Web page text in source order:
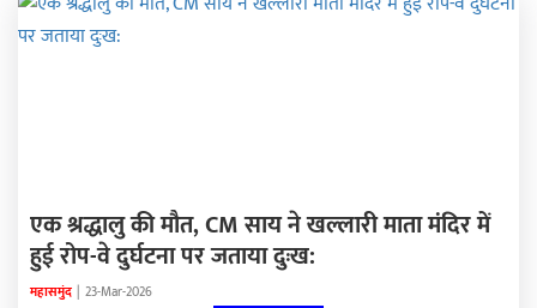
एक श्रद्धालु की मौत, CM साय ने खल्लारी माता मंदिर में
हुई रोप-वे दुर्घटना पर जताया दुःख:
महासमुंद | 23-Mar-2026